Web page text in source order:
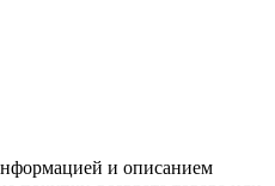
и описанием